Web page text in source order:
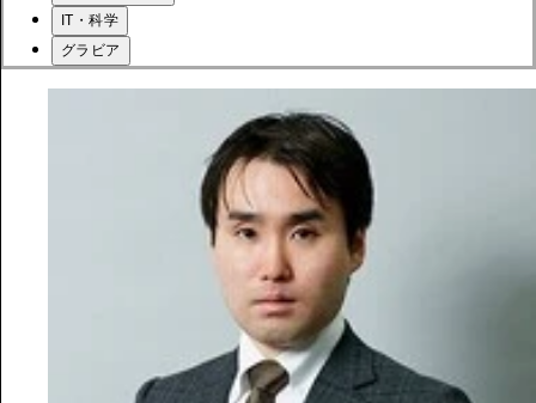
IT・科学
グラビア